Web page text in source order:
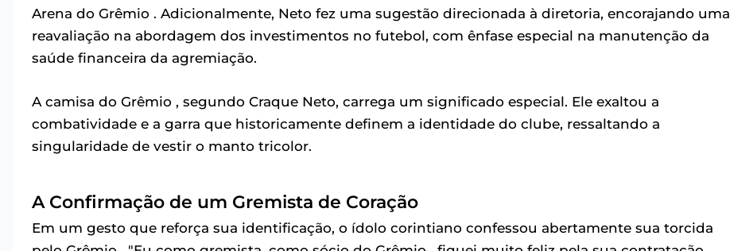
Arena do Grêmio . Adicionalmente, Neto fez uma sugestão direcionada à diretoria, encorajando uma
reavaliação na abordagem dos investimentos no futebol, com ênfase especial na manutenção da
saúde financeira da agremiação.
A camisa do Grêmio , segundo Craque Neto, carrega um significado especial. Ele exaltou a
combatividade e a garra que historicamente definem a identidade do clube, ressaltando a
singularidade de vestir o manto tricolor.
A Confirmação de um Gremista de Coração
Em um gesto que reforça sua identificação, o ídolo corintiano confessou abertamente sua torcida